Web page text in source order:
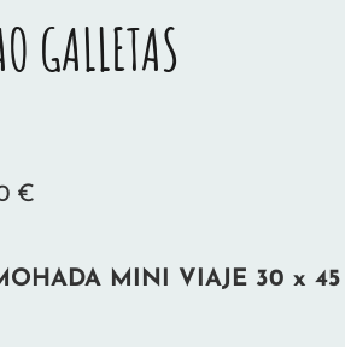
GALLETAS
€
MINI VIAJE 30 x 45